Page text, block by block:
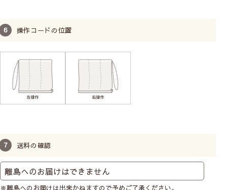
操作コードの位置
送料の確認
※離島へのお届けは出来かねますので予めご了承ください。